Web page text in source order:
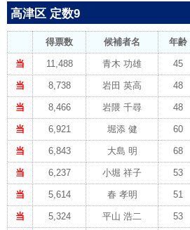
高津区 定数9
得票数 候補者名 年齢
当 11,488 青木 功雄 45
当 8,738 岩田 英高 48
当 8,466 岩隈 千尋 48
当 6,921 堀添 健 60
当 6,843 大島 明 68
当 6,237 小堀 祥子 53
当 5,614 春 孝明 51
当 5,324 平山 浩二 53